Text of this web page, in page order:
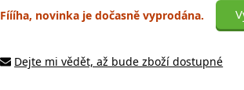
Fíííha, novinka je dočasně vyprodána.
Dejte mi vědět, až bude zboží dostupné